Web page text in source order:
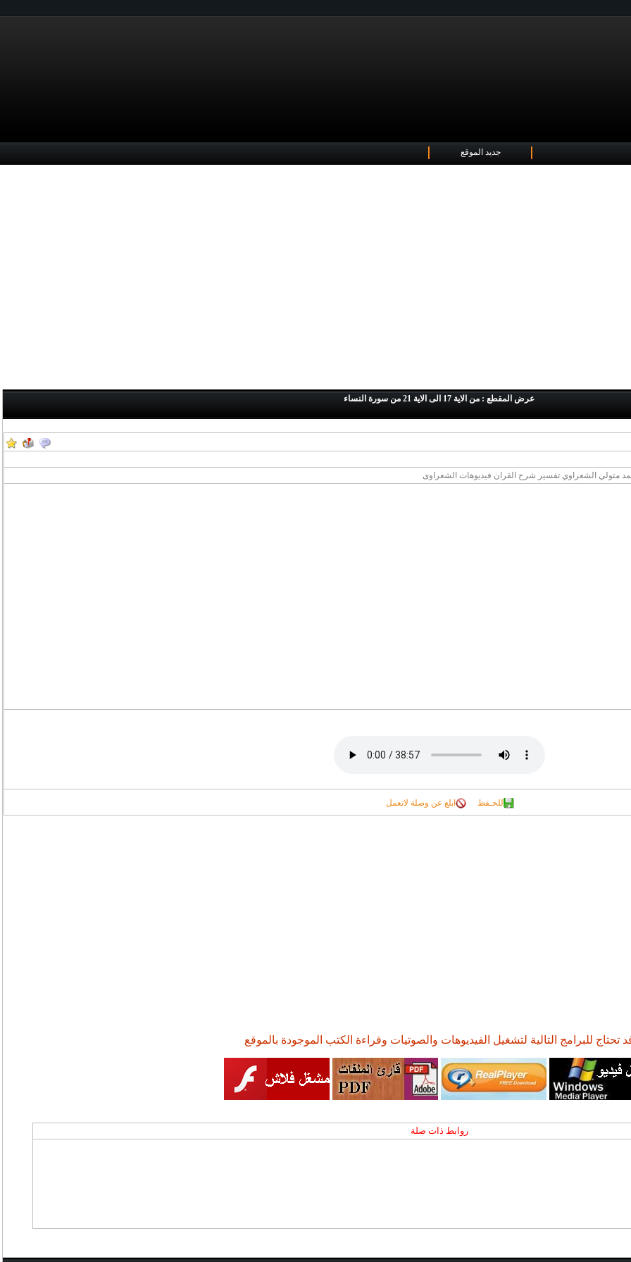
جديد الموقع
عرض المقطع : من الاية 17 الى الاية 21 من سورة النساء
للحـفظ ابلغ عن وصلة لاتعمل
تحتاج للبرامج التالية لتشغيل الفيديوهات والصوتيات وقراءة الكتب الموجودة بالموقع
روابط ذات صلة